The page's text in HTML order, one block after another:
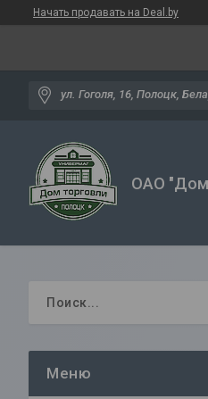
Начать продавать на Deal.by
ул. Гоголя, 16, Полоцк,
ОАО "Дом